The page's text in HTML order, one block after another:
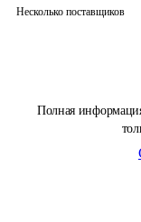
Полная
Несколько поставщиков